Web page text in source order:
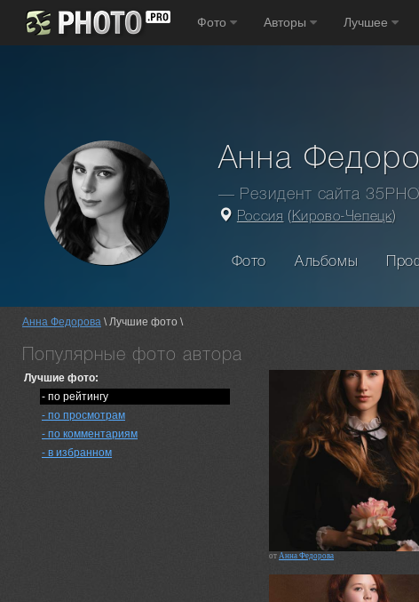
Фото Авторы Лучшее
Анна
— Резидент сайта
Россия ( Кирово-Чепецк)
Фото Альбомы
Анна Федорова \ Лучшие фото \
Популярные фото автора
Лучшие фото:
- по рейтингу
- по просмотрам
- по комментариям
- в избранном
от Анна Федорова